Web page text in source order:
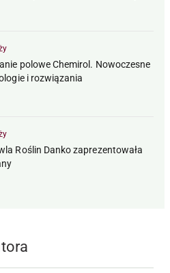
polowe Chemirol. Nowoczesne
i rozwiązania
Roślin Danko zaprezentowała